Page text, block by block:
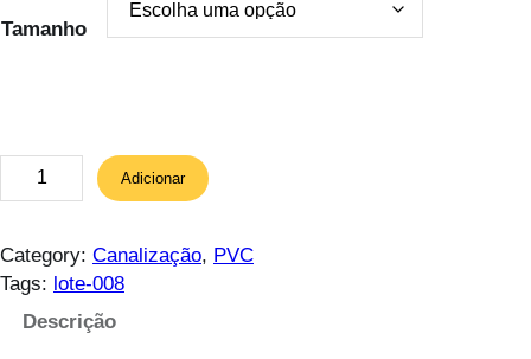
a
.
5
Tamanho
u
n
t
Adicionar
Category: Canalização, PVC
Tags: lote-008
Descrição